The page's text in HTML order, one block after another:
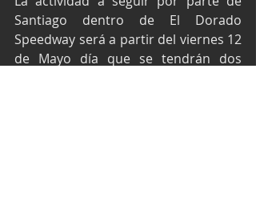
Santiago dentro de El Dorado
Speedway será a partir del viernes 12
de Mayo día que se tendrán dos